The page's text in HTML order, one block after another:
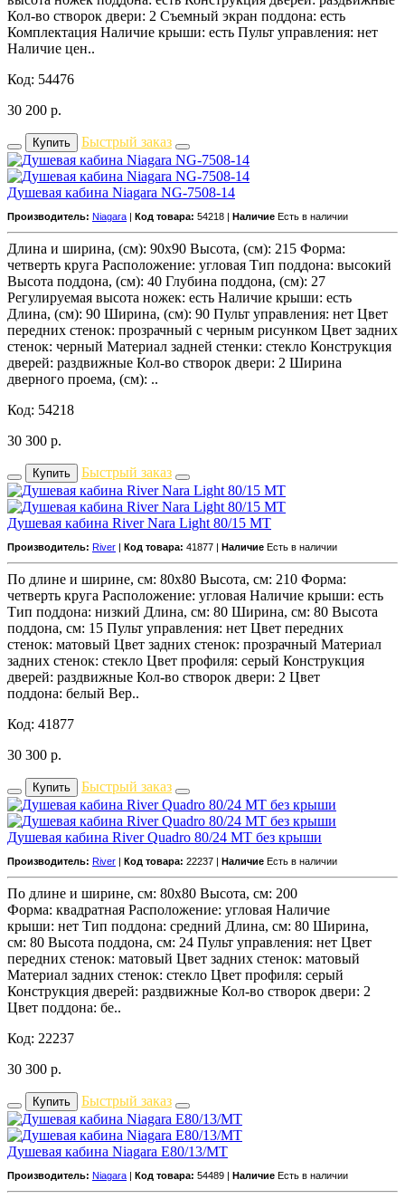
Кол-во створок двери: 2 Съемный экран поддона: есть
Комплектация Наличие крыши: есть Пульт управления: нет
Наличие цен..
Код: 54476
30 200 р.
Купить Быстрый заказ
Душевая кабина Niagara NG-7508-14
Производитель: Niagara Код товара: 54218 | Наличие Есть в наличии
Длина и ширина, (см): 90x90 Высота, (см): 215 Форма:
четверть круга Расположение: угловая Тип поддона: высокий
Высота поддона, (см): 40 Глубина поддона, (см): 27
Регулируемая высота ножек: есть Наличие крыши: есть
Длина, (см): 90 Ширина, (см): 90 Пульт управления: нет Цвет
передних стенок: прозрачный с черным рисунком Цвет задних
стенок: черный Материал задней стенки: стекло Конструкция
дверей: раздвижные Кол-во створок двери: 2 Ширина
дверного проема, (см): ..
Код: 54218
30 300 р.
Купить Быстрый заказ
Душевая кабина River Nara Light 80/15 МТ
Производитель: River Код товара: 41877 | Наличие Есть в наличии
По длине и ширине, см: 80x80 Высота, см: 210 Форма:
четверть круга Расположение: угловая Наличие крыши: есть
Тип поддона: низкий Длина, см: 80 Ширина, см: 80 Высота
поддона, см: 15 Пульт управления: нет Цвет передних
стенок: матовый Цвет задних стенок: прозрачный Материал
задних стенок: стекло Цвет профиля: серый Конструкция
дверей: раздвижные Кол-во створок двери: 2 Цвет
поддона: белый Вер..
Код: 41877
30 300 р.
Купить Быстрый заказ
Душевая кабина River Quadro 80/24 MT без крыши
Производитель: River Код товара: 22237 | Наличие Есть в наличии
По длине и ширине, см: 80x80 Высота, см: 200
Форма: квадратная Расположение: угловая Наличие
крыши: нет Тип поддона: средний Длина, см: 80 Ширина,
см: 80 Высота поддона, см: 24 Пульт управления: нет Цвет
передних стенок: матовый Цвет задних стенок: матовый
Материал задних стенок: стекло Цвет профиля: серый
Конструкция дверей: раздвижные Кол-во створок двери: 2
Цвет поддона: бе..
Код: 22237
30 300 р.
Купить Быстрый заказ
Душевая кабина Niagara E80/13/MT
Производитель: Niagara Код товара: 54489 | Наличие Есть в наличии